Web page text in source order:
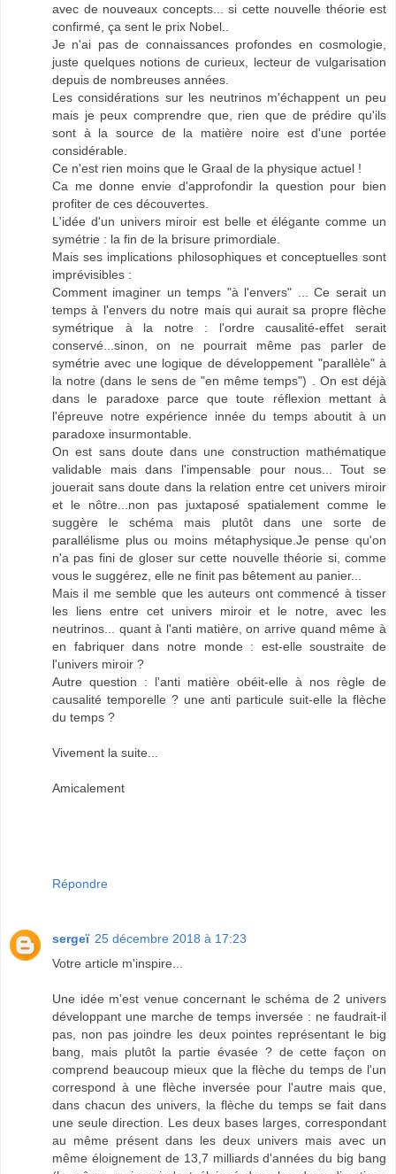
avec de nouveaux concepts... si cette nouvelle théorie est
confirmé, ça sent le prix Nobel..
Je n'ai pas de connaissances profondes en cosmologie,
juste quelques notions de curieux, lecteur de vulgarisation
depuis de nombreuses années.
Les considérations sur les neutrinos m'échappent un peu
mais je peux comprendre que, rien que de prédire qu'ils
sont à la source de la matière noire est d'une portée
considérable.
Ce n'est rien moins que le Graal de la physique actuel !
Ca me donne envie d'approfondir la question pour bien
profiter de ces découvertes.
L'idée d'un univers miroir est belle et élégante comme un
symétrie : la fin de la brisure primordiale.
Mais ses implications philosophiques et conceptuelles sont
imprévisibles :
Comment imaginer un temps "à l'envers" ... Ce serait un
temps à l'envers du notre mais qui aurait sa propre flèche
symétrique à la notre : l'ordre causalité-effet serait
conservé...sinon, on ne pourrait même pas parler de
symétrie avec une logique de développement "parallèle" à
la notre (dans le sens de "en même temps") . On est déjà
dans le paradoxe parce que toute réflexion mettant à
l'épreuve notre expérience innée du temps aboutit à un
paradoxe insurmontable.
On est sans doute dans une construction mathématique
validable mais dans l'impensable pour nous... Tout se
jouerait sans doute dans la relation entre cet univers miroir
et le nôtre...non pas juxtaposé spatialement comme le
suggère le schéma mais plutôt dans une sorte de
parallélisme plus ou moins métaphysique.Je pense qu'on
n'a pas fini de gloser sur cette nouvelle théorie si, comme
vous le suggérez, elle ne finit pas bêtement au panier...
Mais il me semble que les auteurs ont commencé à tisser
les liens entre cet univers miroir et le notre, avec les
neutrinos... quant à l'anti matière, on arrive quand même à
en fabriquer dans notre monde : est-elle soustraite de
l'univers miroir ?
Autre question : l'anti matière obéit-elle à nos règle de
causalité temporelle ? une anti particule suit-elle la flèche
du temps ?
Vivement la suite...
Amicalement
Répondre
sergeï 25 décembre 2018 à 17:23
Votre article m'inspire...
Une idée m'est venue concernant le schéma de 2 univers
développant une marche de temps inversée : ne faudrait-il
pas, non pas joindre les deux pointes représentant le big
bang, mais plutôt la partie évasée ? de cette façon on
comprend beaucoup mieux que la flèche du temps de l'un
correspond à une flèche inversée pour l'autre mais que,
dans chacun des univers, la flèche du temps se fait dans
une seule direction. Les deux bases larges, correspondant
au même présent dans les deux univers mais avec un
même éloignement de 13,7 milliards d'années du big bang